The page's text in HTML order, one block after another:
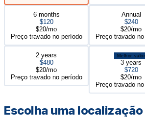
6 months
$120
$20/mo
Preço travado no período
Annual
$240
$20/mo
Preço travado
2 years
$480
$20/mo
Preço travado no período
Melhor valor
3 years
$720
$20/mo
Preço travado
Escolha uma localização